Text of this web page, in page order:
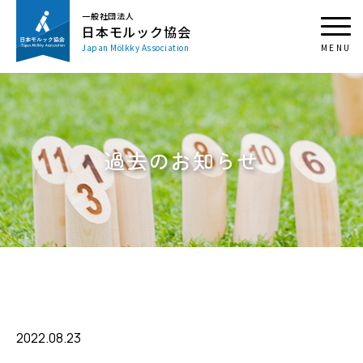
一般社団法人
日本モルック協会
Japan Mölkky Association
過去のお知らせ
2022.08.23